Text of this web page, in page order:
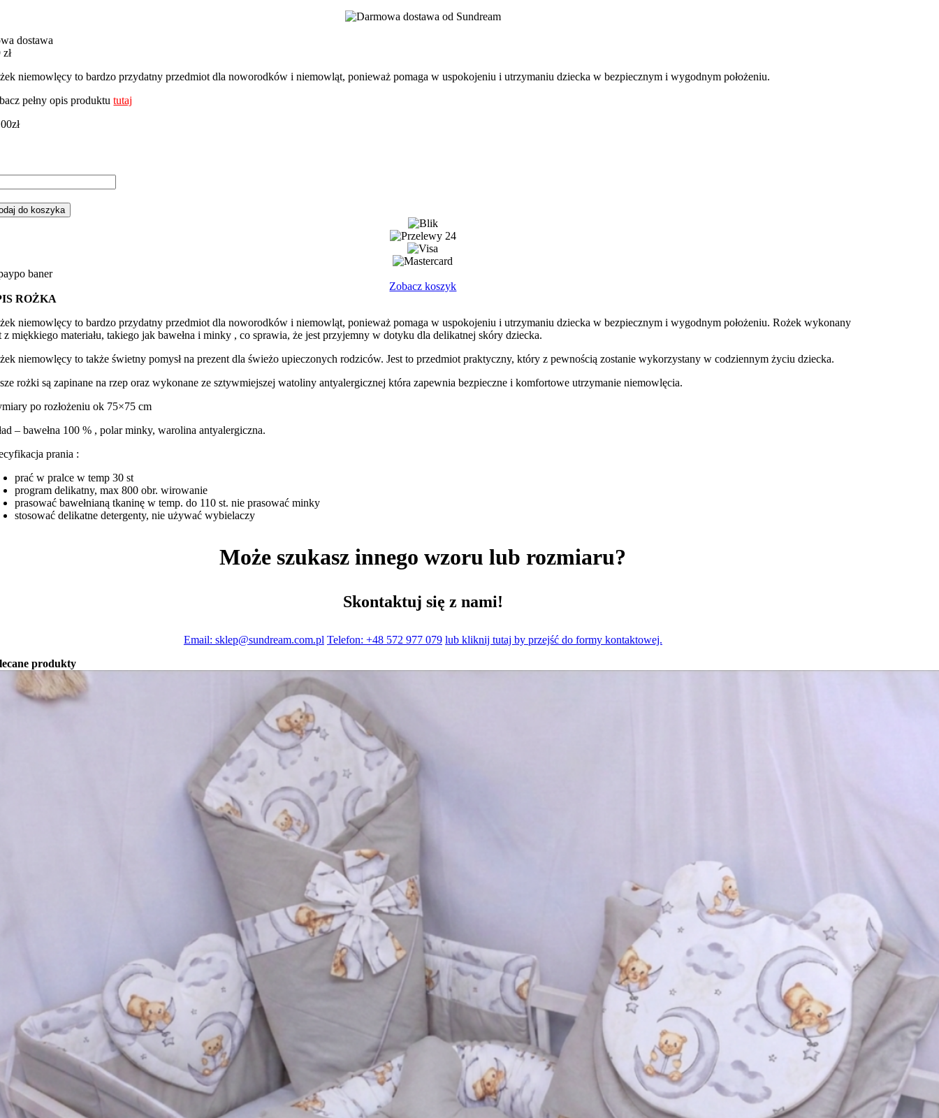
dostawa
niemowlęcy to bardzo przydatny przedmiot dla noworodków i niemowląt, ponieważ pomaga w uspokojeniu i utrzymaniu dziecka w bezpiecznym i wygodnym położeniu.
pełny opis produktututaj
zł
do koszyka
Zobacz koszyk
ROŻKA
niemowlęcy to bardzo przydatny przedmiot dla noworodków i niemowląt, ponieważ pomaga w uspokojeniu i utrzymaniu dziecka w bezpiecznym i wygodnym położeniu. Rożek wykonany
z miękkiego materiału, takiego jak bawełna i minky , co sprawia, że jest przyjemny w dotyku dla delikatnej skóry dziecka.
niemowlęcy to także świetny pomysł na prezent dla świeżo upieczonych rodziców. Jest to przedmiot praktyczny, który z pewnością zostanie wykorzystany w codziennym życiu dziecka.
rożki są zapinane na rzep oraz wykonane ze sztywmiejszej watoliny antyalergicznej która zapewnia bezpieczne i komfortowe utrzymanie niemowlęcia.
po rozłożeniu ok 75×75 cm
– bawełna 100 % , polar minky, warolina antyalergiczna.
prania :
prać w pralce w temp 30 st
program delikatny, max 800 obr. wirowanie
prasować bawełnianą tkaninę w temp. do 110 st. nie prasować minky
stosować delikatne detergenty, nie używać wybielaczy
Może szukasz innego wzoru lub rozmiaru?
Skontaktuj się z nami!
Email: sklep@sundream.com.pl Telefon: +48 572 977 079 lub kliknij tutaj by przejść do formy kontaktowej.
produkty